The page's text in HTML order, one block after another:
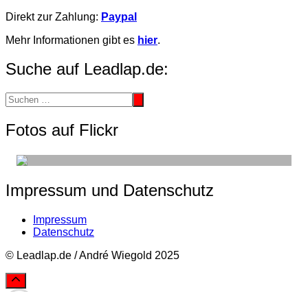
Direkt zur Zahlung: Paypal
Mehr Informationen gibt es hier.
Suche auf Leadlap.de:
Fotos auf Flickr
Impressum und Datenschutz
Impressum
Datenschutz
© Leadlap.de / André Wiegold 2025